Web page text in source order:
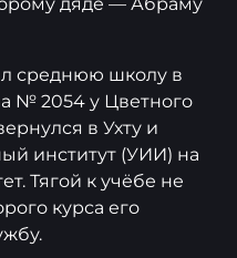
среднюю школу в
№ 2054 у Цветного
в Ухту и
институт (УИИ) на
Тягой к учёбе не
курса его